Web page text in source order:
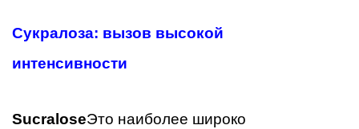
Сукралоза: вызов высокой
интенсивности
SucraloseЭто наиболее широко